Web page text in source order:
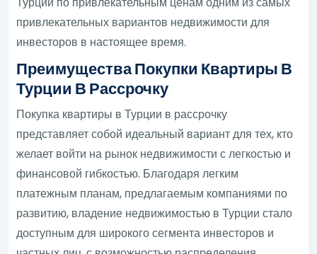
привлекательных вариантов недвижимости для
инвесторов в настоящее время.
Преимущества Покупки Квартиры В
Турции В Рассрочку
Покупка квартиры в Турции в рассрочку
представляет собой идеальный вариант для тех, кто
желает войти на рынок недвижимости с легкостью и
финансовой гибкостью. Благодаря легким
платежным планам, предлагаемым компаниями по
развитию, владение недвижимостью в Турции стало
доступным для широкого сегмента инвесторов и